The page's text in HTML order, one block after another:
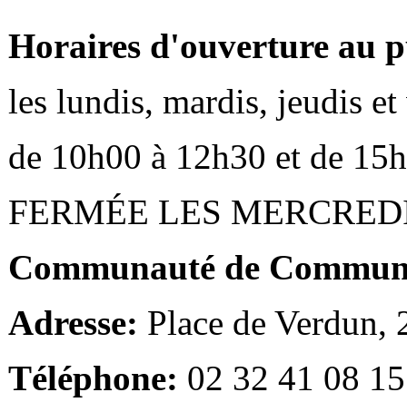
Horaires d'ouverture au
les lundis, mardis, jeudis et
de 10h00 à 12h30 et de
FERMÉE LES
Communauté de
Adresse: Place de Verdun,
Téléphone: 02 32 41 08 15